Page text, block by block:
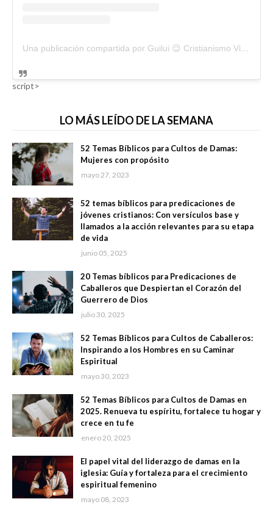
Una publicación compartida por Guilui 😉 Cristianismo Viral (@guiluiviral)
script>
LO MÁS LEÍDO DE LA SEMANA
52 Temas Bíblicos para Cultos de Damas:
Mujeres con propósito
mayo 27, 2023
52 temas bíblicos para predicaciones de
jóvenes cristianos: Con versículos base y
llamados a la acción relevantes para su etapa
de vida
junio 05, 2025
20 Temas bíblicos para Predicaciones de
Caballeros que Despiertan el Corazón del
Guerrero de Dios
julio 30, 2025
52 Temas Bíblicos para Cultos de Caballeros:
Inspirando a los Hombres en su Caminar
Espiritual
mayo 30, 2023
52 Temas Bíblicos para Cultos de Damas en
2025. Renueva tu espíritu, fortalece tu hogar y
crece en tu fe
enero 20, 2025
El papel vital del liderazgo de damas en la
iglesia: Guía y fortaleza para el crecimiento
espiritual femenino
mayo 08, 2023